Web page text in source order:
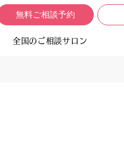
無料ご相談予約
全国のご相談サロン